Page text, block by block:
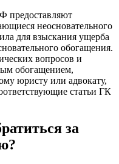
предоставляют
неосновательного
для взыскания ущерба
обогащения.
вопросов и
обогащением,
юристу или адвокату,
статьи ГК
за